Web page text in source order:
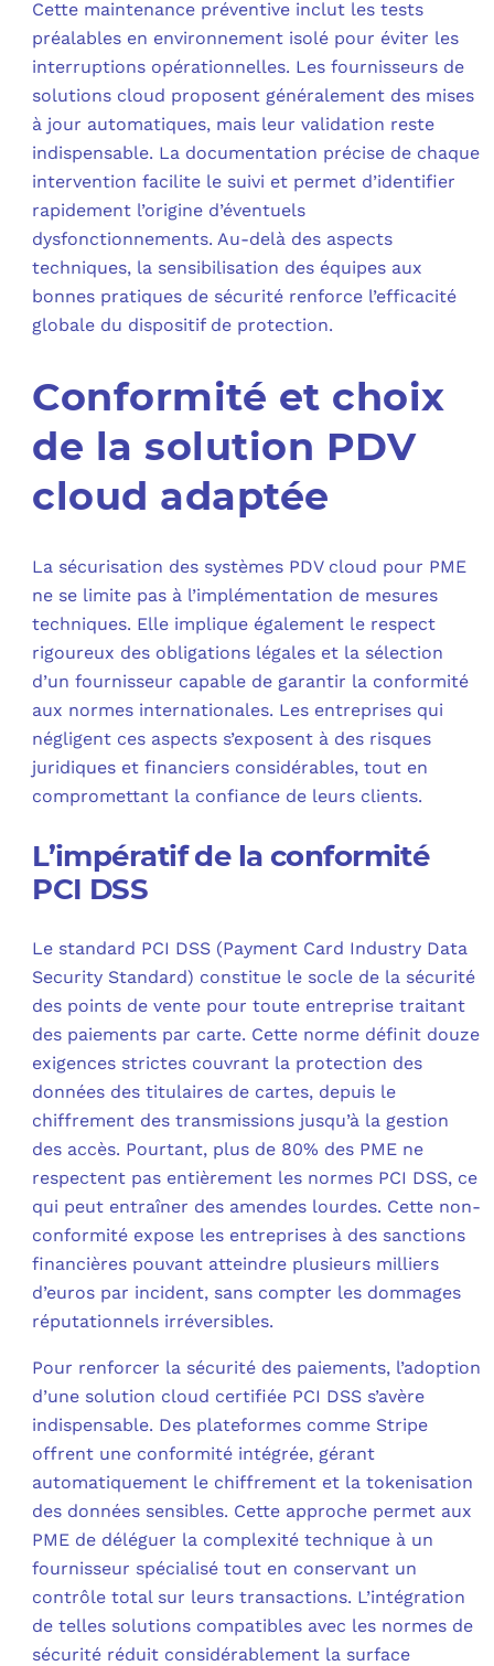
Cette maintenance préventive inclut les tests
préalables en environnement isolé pour éviter les
interruptions opérationnelles. Les fournisseurs de
solutions cloud proposent généralement des mises
à jour automatiques, mais leur validation reste
indispensable. La documentation précise de chaque
intervention facilite le suivi et permet d’identifier
rapidement l’origine d’éventuels
dysfonctionnements. Au-delà des aspects
techniques, la sensibilisation des équipes aux
bonnes pratiques de sécurité renforce l’efficacité
globale du dispositif de protection.
Conformité et choix
de la solution PDV
cloud adaptée
La sécurisation des systèmes PDV cloud pour PME
ne se limite pas à l’implémentation de mesures
techniques. Elle implique également le respect
rigoureux des obligations légales et la sélection
d’un fournisseur capable de garantir la conformité
aux normes internationales. Les entreprises qui
négligent ces aspects s’exposent à des risques
juridiques et financiers considérables, tout en
compromettant la confiance de leurs clients.
L’impératif de la conformité
PCI DSS
Le standard PCI DSS (Payment Card Industry Data
Security Standard) constitue le socle de la sécurité
des points de vente pour toute entreprise traitant
des paiements par carte. Cette norme définit douze
exigences strictes couvrant la protection des
données des titulaires de cartes, depuis le
chiffrement des transmissions jusqu’à la gestion
des accès. Pourtant, plus de 80% des PME ne
respectent pas entièrement les normes PCI DSS, ce
qui peut entraîner des amendes lourdes. Cette non-
conformité expose les entreprises à des sanctions
financières pouvant atteindre plusieurs milliers
d’euros par incident, sans compter les dommages
réputationnels irréversibles.
Pour renforcer la sécurité des paiements, l’adoption
d’une solution cloud certifiée PCI DSS s’avère
indispensable. Des plateformes comme Stripe
offrent une conformité intégrée, gérant
automatiquement le chiffrement et la tokenisation
des données sensibles. Cette approche permet aux
PME de déléguer la complexité technique à un
fournisseur spécialisé tout en conservant un
contrôle total sur leurs transactions. L’intégration
de telles solutions compatibles avec les normes de
sécurité réduit considérablement la surface